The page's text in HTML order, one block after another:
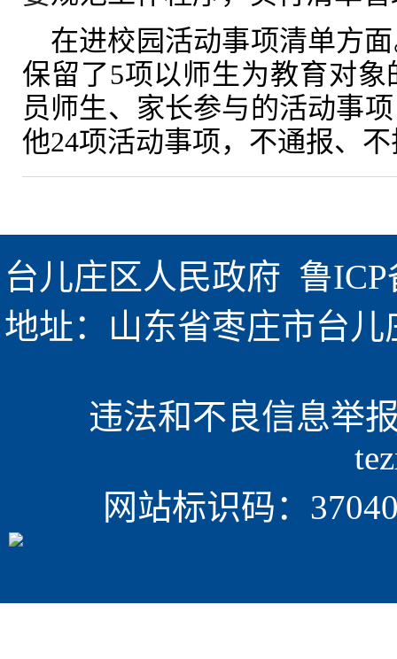
在进校园活动事项清单方
保留了5项以师生为教育对
员师生、家长参与的活动事
他24项活动事项，不通报、
台儿庄区人民政府 鲁ICP
地址：山东省枣庄市台儿
违法和不良信息举
网站标识码：